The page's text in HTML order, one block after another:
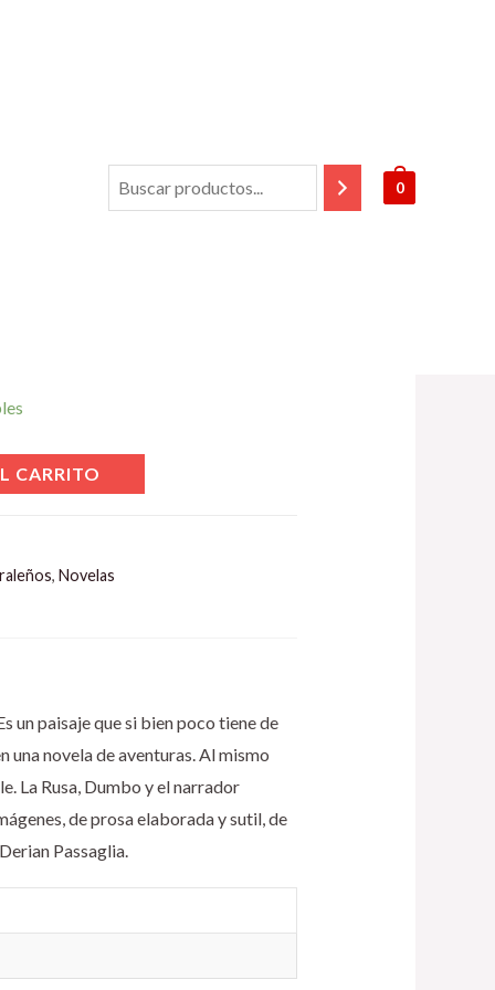
0
/ El alma de las colinas. Derian
CARRITO
,Novelas
un paisaje que si bien poco tiene de
una novela de aventuras. Al mismo
La Rusa, Dumbo y el narrador
de prosa elaborada y sutil, de
Passaglia.